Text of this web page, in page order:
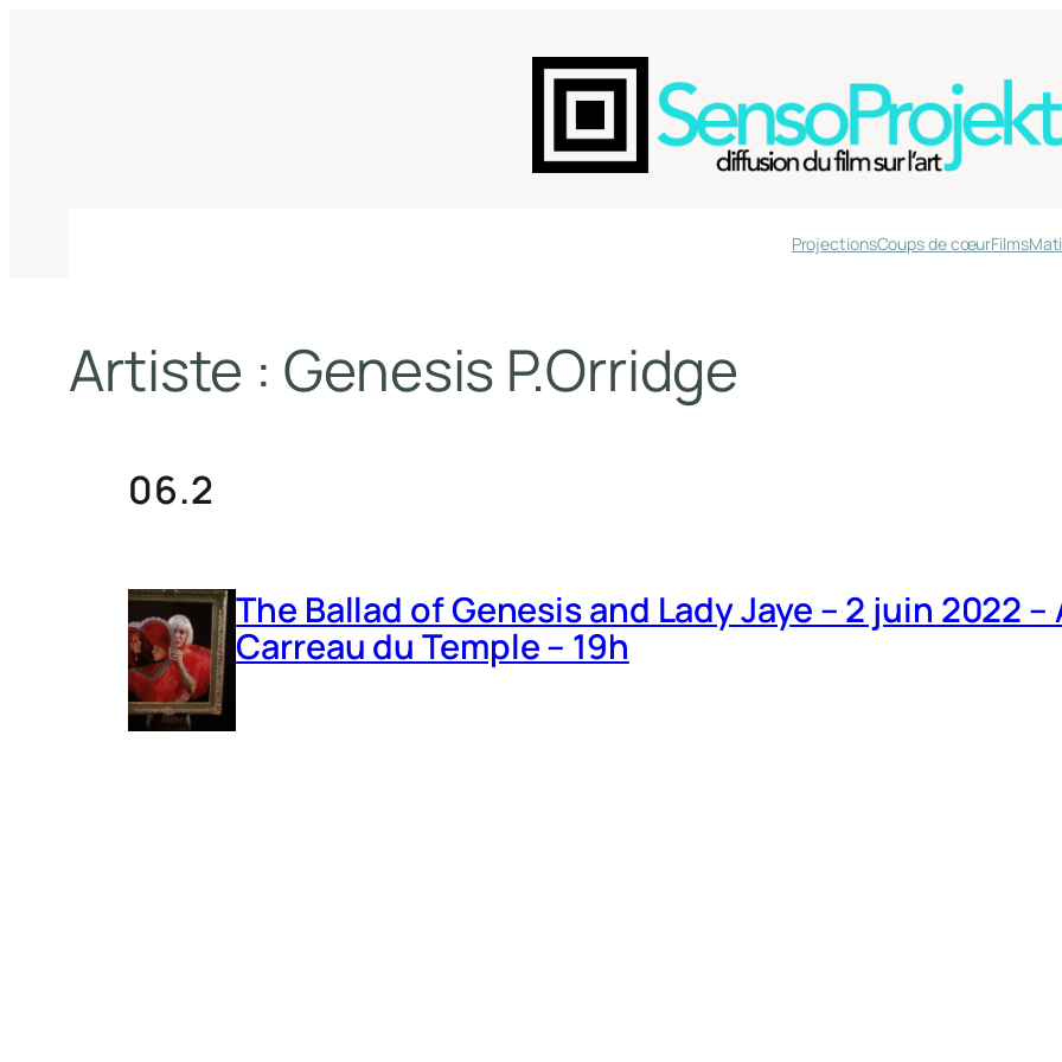
ProjectionsCoups de cœurFilms
Artiste : Genesis P.Orridge
06.2
The Ballad of Genesis and Lady Jaye – 2 juin 2022 –
Carreau du Temple – 19h